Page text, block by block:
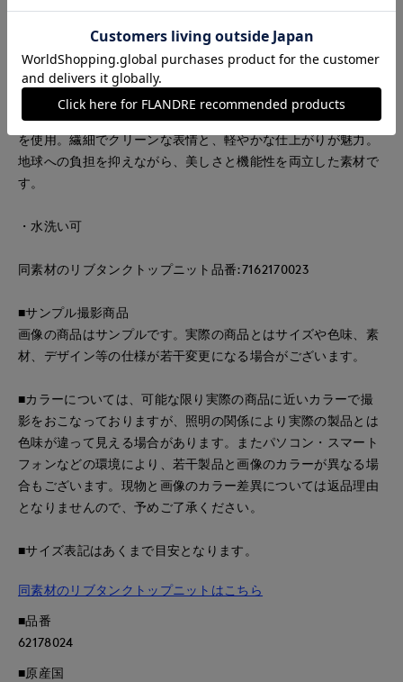
です、タイト過ぎず、ボディラインを拾いにくいサイジングで
す。袖丈は二の腕カバーを叶える安心なデザイン。華奢な前立
てとボタンもさり気なく今っぽさを引き立てます。
“水”をテーマに開発された、環境配慮型リサイクルナイロン糸
を使用。繊細でクリーンな表情と、軽やかな仕上がりが魅力。
地球への負担を抑えながら、美しさと機能性を両立した素材で
す。
・水洗い可
同素材のリブタンクトップニット品番:7162170023
■サンプル撮影商品
画像の商品はサンプルです。実際の商品とはサイズや色味、素
材、デザイン等の仕様が若干変更になる場合がございます。
■カラーについては、可能な限り実際の商品に近いカラーで撮
影をおこなっておりますが、照明の関係により実際の製品とは
色味が違って見える場合があります。またパソコン・スマート
フォンなどの環境により、若干製品と画像のカラーが異なる場
合もございます。現物と画像のカラー差異については返品理由
となりませんので、予めご了承ください。
■サイズ表記はあくまで目安となります。
同素材のリブタンクトップニットはこちら
■品番
62178024
■原産国